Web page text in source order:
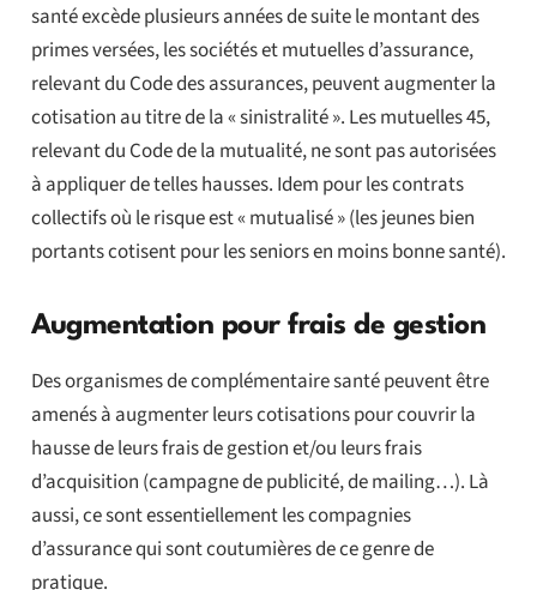
santé excède plusieurs années de suite le montant des
primes versées, les sociétés et mutuelles d’assurance,
relevant du Code des assurances, peuvent augmenter la
cotisation au titre de la « sinistralité ». Les mutuelles 45,
relevant du Code de la mutualité, ne sont pas autorisées
à appliquer de telles hausses. Idem pour les contrats
collectifs où le risque est « mutualisé » (les jeunes bien
portants cotisent pour les seniors en moins bonne santé).
Augmentation pour frais de gestion
Des organismes de complémentaire santé peuvent être
amenés à augmenter leurs cotisations pour couvrir la
hausse de leurs frais de gestion et/ou leurs frais
d’acquisition (campagne de publicité, de mailing…). Là
aussi, ce sont essentiellement les compagnies
d’assurance qui sont coutumières de ce genre de
pratique.